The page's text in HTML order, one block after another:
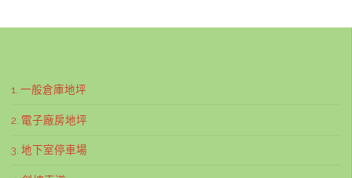
1. 一般倉庫地坪
2. 電子廠房地坪
3. 地下室停車場